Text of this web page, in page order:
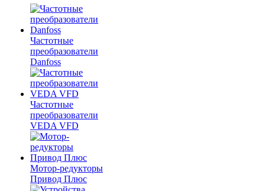
Частотные
преобразователи
Danfoss
Частотные
преобразователи
VEDA VFD
Мотор-редукторы
Привод Плюс